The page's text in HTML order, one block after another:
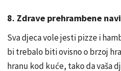
8. Zdrave prehrambene
Sva djeca vole jesti pizze i
bi trebalo biti ovisno o brzoj
hranu kod kuće, tako da vaša